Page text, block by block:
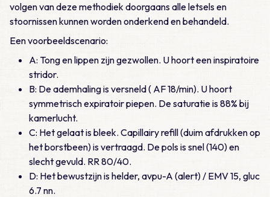
volgen van deze methodiek doorgaans alle letsels en
stoornissen kunnen worden onderkend en behandeld.
Een voorbeeldscenario:
A: Tong en lippen zijn gezwollen. U hoort een inspiratoire
stridor.
B: De ademhaling is versneld ( AF 18/min). U hoort
symmetrisch expiratoir piepen. De saturatie is 88% bij
kamerlucht.
C: Het gelaat is bleek. Capillairy refill (duim afdrukken op
het borstbeen) is vertraagd. De pols is snel (140) en
slecht gevuld. RR 80/40.
D: Het bewustzijn is helder, avpu-A (alert) / EMV 15, gluc
6.7 nn.